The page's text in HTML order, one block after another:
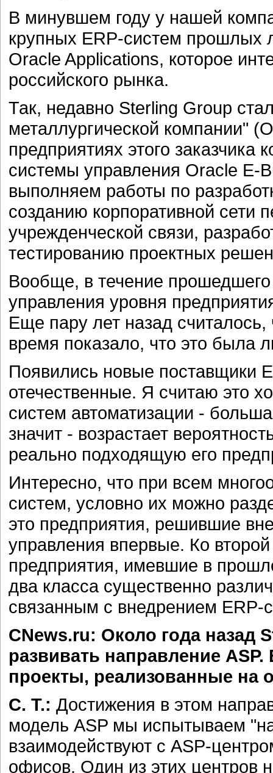
В минувшем году у нашей
крупных ERP-систем прошлых
Oracle Applications, которое
российского рынка.
Так, недавно Sterling Group
металлургической компании"
предприятиях этого заказчика
системы управления Oracle E-
выполняем работы по
созданию корпоративной сети
учрежденческой связи,
тестированию проектных
Вообще, в течение
управления уровня
Еще пару лет назад
время показало, что это была
Появились новые поставщики
отечественные. Я считаю это
систем автоматизации -
значит - возрастает
реально подходящую его
Интересно, что при всем
систем, условно их можно
это предприятия, решившие
управления впервые. Ко
предприятия, имевшие в
два класса существенно
связанным с внедрением ERP-
CNews.ru: Около года назад
развивать направление
проекты, реализованные на
С. Т.: Достижения в этом
модель ASP мы испытываем
взаимодействуют с ASP-
офисов. Один из этих центров